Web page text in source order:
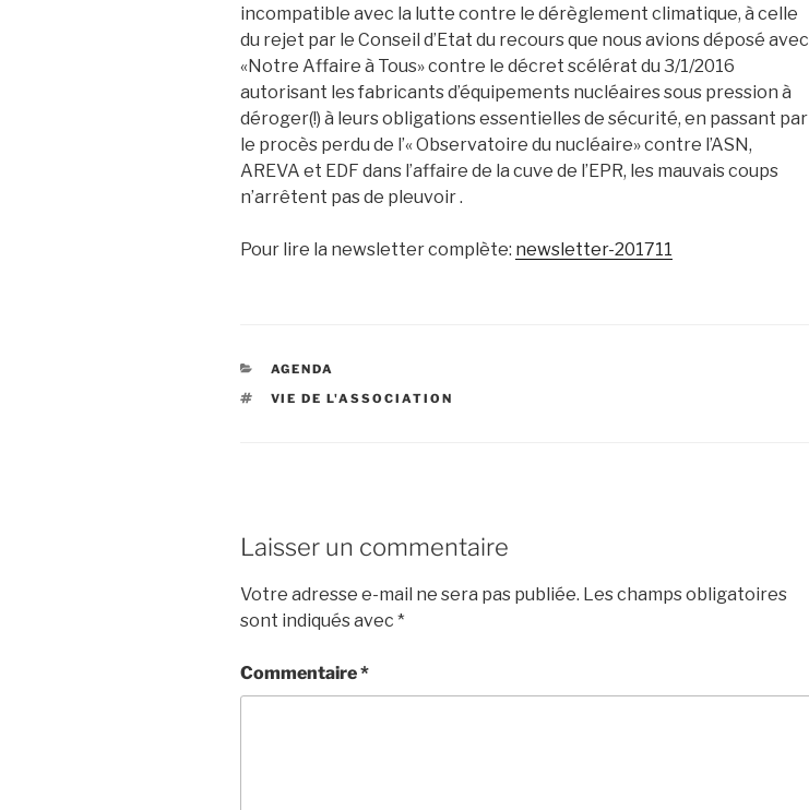
incompatible avec la lutte contre le dérèglement climatique, à celle
du rejet par le Conseil d’Etat du recours que nous avions déposé avec
«Notre Affaire à Tous» contre le décret scélérat du 3/1/2016
autorisant les fabricants d’équipements nucléaires sous pression à
déroger(!) à leurs obligations essentielles de sécurité, en passant par
le procès perdu de l’« Observatoire du nucléaire» contre l’ASN,
AREVA et EDF dans l’affaire de la cuve de l’EPR, les mauvais coups
n’arrêtent pas de pleuvoir .
Pour lire la newsletter complète: newsletter-201711
CATÉGORIES
AGENDA
ÉTIQUETTES
VIE DE L'ASSOCIATION
Laisser un commentaire
Votre adresse e-mail ne sera pas publiée. Les champs obligatoires
sont indiqués avec *
Commentaire*